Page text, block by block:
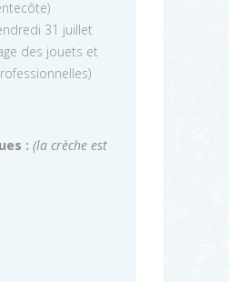
31 juillet
des jouets et
: (la crèche est